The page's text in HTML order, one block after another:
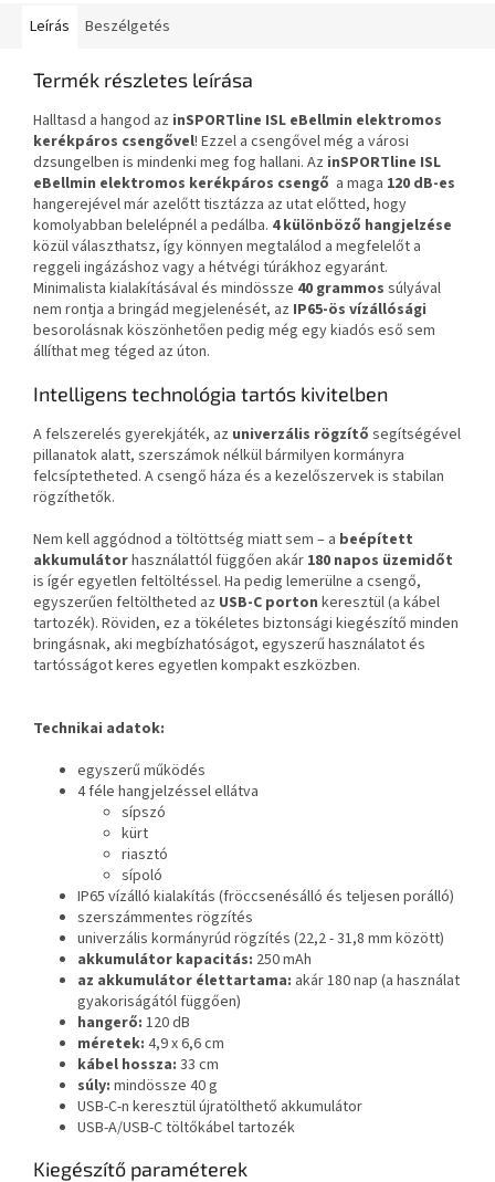
Leírás Beszélgetés
Termék részletes leírása
Halltasd a hangod az inSPORTline ISL eBellmin elektromos
kerékpáros csengővel! Ezzel a csengővel még a városi
dzsungelben is mindenki meg fog hallani. Az inSPORTline ISL
eBellmin elektromos kerékpáros csengő a maga 120 dB-es
hangerejével már azelőtt tisztázza az utat előtted, hogy
komolyabban belelépnél a pedálba. 4 különböző hangjelzése
közül választhatsz, így könnyen megtalálod a megfelelőt a
reggeli ingázáshoz vagy a hétvégi túrákhoz egyaránt.
Minimalista kialakításával és mindössze 40 grammos súlyával
nem rontja a bringád megjelenését, az IP65-ös vízállósági
besorolásnak köszönhetően pedig még egy kiadós eső sem
állíthat meg téged az úton.
Intelligens technológia tartós kivitelben
A felszerelés gyerekjáték, az univerzális rögzítő segítségével
pillanatok alatt, szerszámok nélkül bármilyen kormányra
felcsíptetheted. A csengő háza és a kezelőszervek is stabilan
rögzíthetők.
Nem kell aggódnod a töltöttség miatt sem – a beépített
akkumulátorhasználattól függően akár 180 napos üzemidőt
is ígér egyetlen feltöltéssel. Ha pedig lemerülne a csengő,
egyszerűen feltöltheted az USB-C porton keresztül (a kábel
tartozék). Röviden, ez a tökéletes biztonsági kiegészítő minden
bringásnak, aki megbízhatóságot, egyszerű használatot és
tartósságot keres egyetlen kompakt eszközben.
Technikai adatok:
egyszerű működés
4 féle hangjelzéssel ellátva
sípszó
kürt
riasztó
sípoló
IP65 vízálló kialakítás (fröccsenésálló és teljesen porálló)
szerszámmentes rögzítés
univerzális kormányrúd rögzítés (22,2 - 31,8 mm között)
akkumulátor kapacitás: 250 mAh
az akkumulátor élettartama: akár 180 nap (a használat
gyakoriságától függően)
hangerő: 120 dB
méretek: 4,9 x 6,6 cm
kábel hossza: 33 cm
súly: mindössze 40 g
USB-C-n keresztül újratölthető akkumulátor
USB-A/USB-C töltőkábel tartozék
Kiegészítő paraméterek